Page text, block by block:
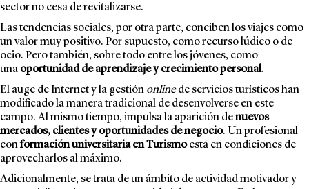
sector no cesa de revitalizarse.
Las tendencias sociales, por otra parte, conciben los viajes como
un valor muy positivo. Por supuesto, como recurso lúdico o de
ocio. Pero también, sobre todo entre los jóvenes, como
una oportunidad de aprendizaje y crecimiento personal.
El auge de Internet y la gestión onlinede servicios turísticos han
modificado la manera tradicional de desenvolverse en este
campo. Al mismo tiempo, impulsa la aparición denuevos
mercados, clientes y oportunidades de negocio. Un profesional
conformación universitaria en Turismoestá en condiciones de
aprovecharlos al máximo.
Adicionalmente, se trata de un ámbito de actividad motivador y